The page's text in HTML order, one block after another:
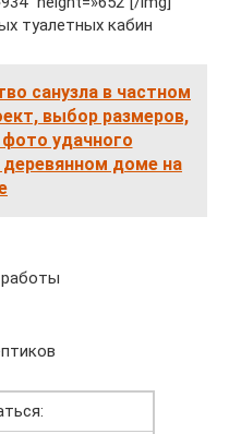
туалетных кабин
санузла в частном
выбор размеров,
удачного
деревянном доме на